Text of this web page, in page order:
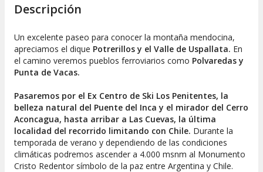
Descripción
Un excelente paseo para conocer la montaña mendocina,
apreciamos el dique Potrerillos y el Valle de Uspallata. En
el camino veremos pueblos ferroviarios como Polvaredas y
Punta de Vacas.
Pasaremos por el Ex Centro de Ski Los Penitentes, la
belleza natural del Puente del Inca y el mirador del Cerro
Aconcagua, hasta arribar a Las Cuevas, la última
localidad del recorrido limitando con Chile. Durante la
temporada de verano y dependiendo de las condiciones
climáticas podremos ascender a 4.000 msnm al Monumento
Cristo Redentor símbolo de la paz entre Argentina y Chile.